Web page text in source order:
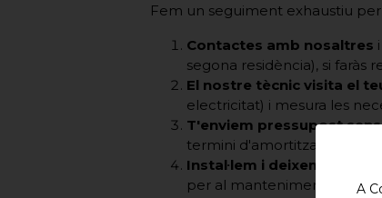
Fem un seguiment exhaustiu per
Contactes amb nosaltres
segona residència), si faràs
El nostre tècnic visita el
electricitat) i mesura les
T'enviem pressupost
termini d'amortització si hi
Instal·lem i deixem en
per al manteniment.
A